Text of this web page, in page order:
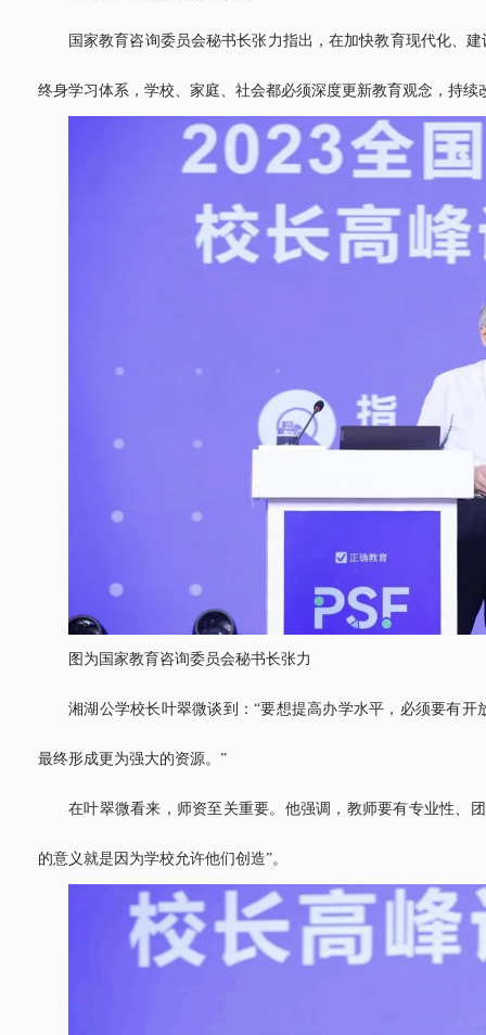
国家教育咨询委员会秘书长张力指出，在加快教育现代化、
终身学习体系，学校、家庭、社会都必须深度更新教育观念，持续
图为国家教育咨询委员会秘书长张力
湘湖公学校长叶翠微谈到：“要想提高办学水平，必须要有
最终形成更为强大的资源。”
在叶翠微看来，师资至关重要。他强调，教师要有专业性、
的意义就是因为学校允许他们创造”。